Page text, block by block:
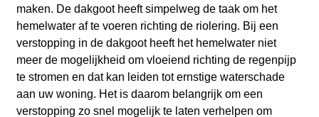
maken. De dakgoot heeft simpelweg de taak om het
hemelwater af te voeren richting de riolering. Bij een
verstopping in de dakgoot heeft het hemelwater niet
meer de mogelijkheid om vloeiend richting de regenpijp
te stromen en dat kan leiden tot ernstige waterschade
aan uw woning. Het is daarom belangrijk om een
verstopping zo snel mogelijk te laten verhelpen om